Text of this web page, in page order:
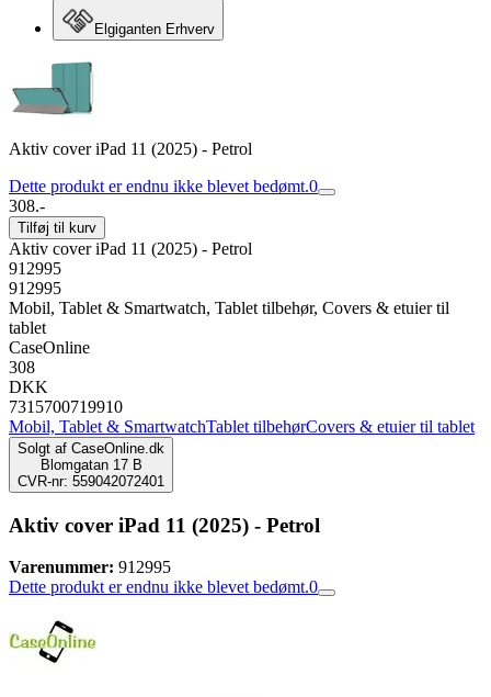
Elgiganten Erhverv
Aktiv cover iPad 11 (2025) - Petrol
Dette produkt er endnu ikke blevet bedømt.0
308.-
Tilføj til kurv
Aktiv cover iPad 11 (2025) - Petrol
912995
912995
Mobil, Tablet & Smartwatch, Tablet tilbehør, Covers & etuier til
tablet
CaseOnline
308
DKK
7315700719910
Mobil, Tablet & SmartwatchTablet tilbehørCovers & etuier til tablet
Solgt af CaseOnline.dk
Blomgatan 17 B
CVR-nr: 559042072401
Aktiv cover iPad 11 (2025) - Petrol
Varenummer: 912995
Dette produkt er endnu ikke blevet bedømt.0